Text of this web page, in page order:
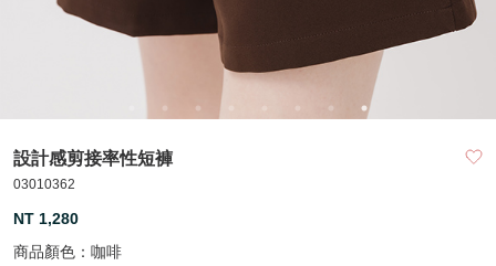
設計感剪接率性短褲
03010362
NT 1,280
商品顏色： 咖啡